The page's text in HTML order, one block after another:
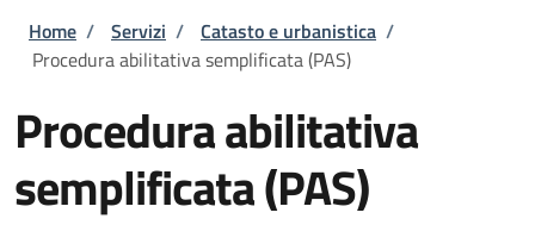
Briciole di pane
Home / Servizi / Catasto e urbanistica /
Procedura abilitativa semplificata (PAS)
Procedura abilitativa
semplificata (PAS)